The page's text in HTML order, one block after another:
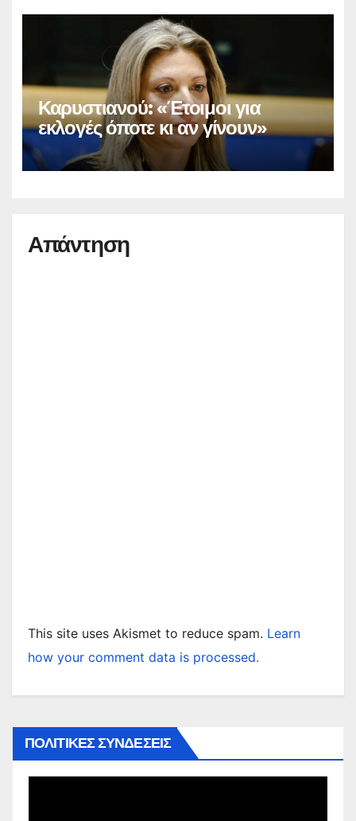
Καρυστιανού: «Έτοιμοι για
εκλογές όποτε κι αν γίνουν»
Απάντηση
This site uses Akismet to reduce spam. Learn
how your comment data is processed.
ΠΟΛΙΤΙΚΕΣ ΣΥΝΔΕΣΕΙΣ